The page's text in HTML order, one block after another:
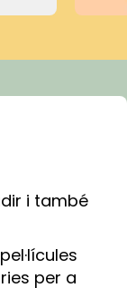
i també
per a